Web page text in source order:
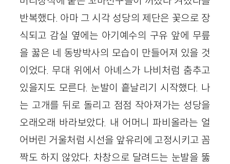
반복했다. 아마 그 시각 성당의 제단은 꽃으로 장
식되고 감실 옆에는 아기예수의 구유 앞에 무릎
을 꿇은 네 동방박사의 모습이 만들어져 있을 것
이었다. 무대 위에서 아녜스가 나비처럼 춤추고
있을지도 모른다. 눈발이 흩날리기 시작했다. 나
는 고개를 뒤로 돌리고 점점 작아져가는 성당을
오래오래 바라보았다. 내 어머니 파비올라는 얼
어버린 거울처럼 시선을 앞유리에 고정시키고 꼼
짝도 하지 않았다. 차창으로 달려드는 눈발을 뚫